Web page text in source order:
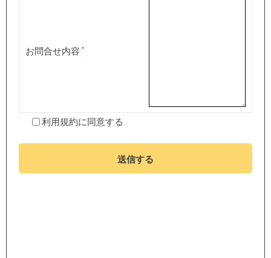
お問合せ内容
利用規約に同意する
送信する